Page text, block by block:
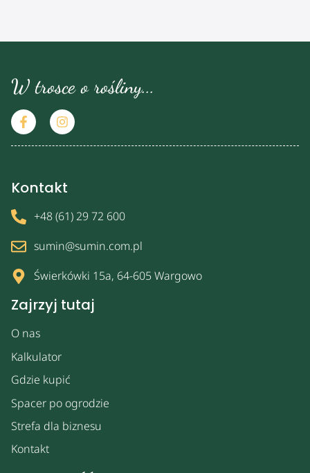
W trosce o rośliny...
Zajrzyj tutaj
O nas
Kalkulator
Gdzie kupić
Spacer po ogrodzie
Strefa dla biznesu
Kontakt
Kontakt
+48 (61) 29 72 600
sumin@sumin.com.pl
Świerkówki 15a, 64-605 Wargowo